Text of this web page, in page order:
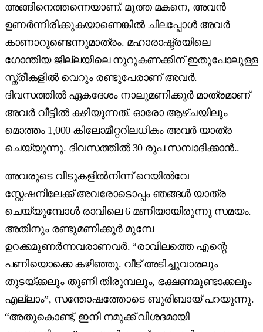
അങ്ങിനെത്തന്നെയാണ്. മൂത്ത മകനെ, അവൻ
ഉണർന്നിരിക്കുകയാണെങ്കിൽ ചിലപ്പോൾ അവർ
കാണാറുണ്ടെന്നുമാത്രം. മഹാരാഷ്ട്രയിലെ
ഗോന്തിയ ജില്ലയിലെ നൂറുകണക്കിന് ഇതുപോലുള്ള
സ്ത്രീകളിൽ വെറും രണ്ടുപേരാണ് അവർ.
ദിവസത്തിൽ ഏകദേശം നാലുമണിക്കൂർ മാത്രമാണ്
അവർ വീട്ടിൽ കഴിയുന്നത്. ഓരോ ആഴ്ചയിലും
മൊത്തം 1,000 കിലോമീറ്ററിലധികം അവർ യാത്ര
ചെയ്യുന്നു. ദിവസത്തിൽ 30 രൂപ സമ്പാദിക്കാൻ..
അവരുടെ വീടുകളിൽനിന്ന് റെയിൽ‌വേ
സ്റ്റേഷനിലേക്ക് അവരോടൊപ്പം ഞങ്ങൾ യാത്ര
ചെയ്യുമ്പോൾ രാവിലെ 6 മണിയായിരുന്നു സമയം.
അതിനും രണ്ടുമണിക്കൂർ മുമ്പേ
ഉറക്കമുണർന്നവരാണവർ. “രാവിലത്തെ എന്റെ
പണിയൊക്കെ കഴിഞ്ഞു. വീട് അടിച്ചുവാരലും
തുടയ്ക്കലും തുണി തിരുമ്പലും, ഭക്ഷണമുണ്ടാക്കലും
എല്ലാം”, സന്തോഷത്തോടെ ബുരിബായ് പറയുന്നു.
“അതുകൊണ്ട്, ഇനി നമുക്ക് വിശദമായി